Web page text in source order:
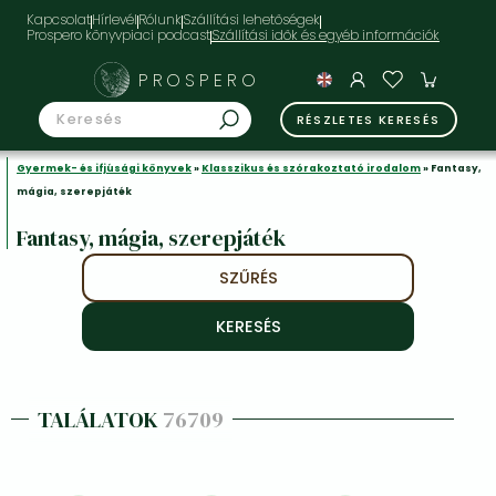
KapcsolatHírlevélRólunkSzállítási lehetőségek
Prospero könyvpiaci podcast
PROSPERO
RÉSZLETES KERESÉS
Gyermek- és ifjúsági könyvek» Klasszikus és szórakoztató irodalom» Fantasy,
mágia, szerepjáték
Fantasy, mágia, szerepjáték
SZŰRÉS
TALÁLATOK76709